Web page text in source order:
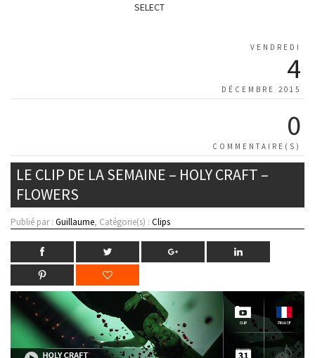
SELECT
VENDREDI
4
DÉCEMBRE 2015
0
COMMENTAIRE(S)
LE CLIP DE LA SEMAINE – HOLY CRAFT –
FLOWERS
Publié par : Guillaume, Catégorie(s) : Clips